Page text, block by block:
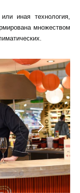
иная технология,
множеством